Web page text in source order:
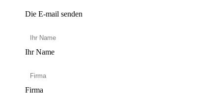
Die E-mail senden
Ihr Name
Firma